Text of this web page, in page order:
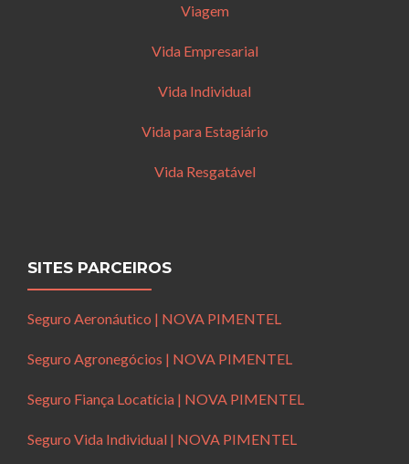
Viagem
Vida Empresarial
Vida Individual
Vida para Estagiário
Vida Resgatável
SITES PARCEIROS
Seguro Aeronáutico | NOVA PIMENTEL
Seguro Agronegócios | NOVA PIMENTEL
Seguro Fiança Locatícia | NOVA PIMENTEL
Seguro Vida Individual | NOVA PIMENTEL